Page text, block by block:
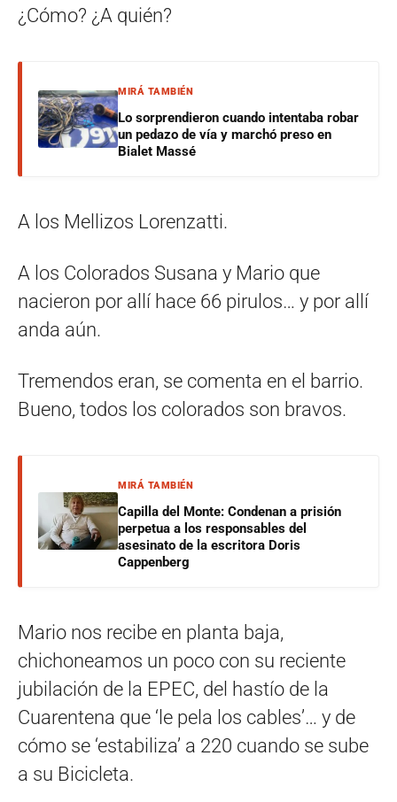
¿Cómo? ¿A quién?
MIRÁ TAMBIÉN
Lo sorprendieron cuando intentaba robar
un pedazo de vía y marchó preso en
Bialet Massé
A los Mellizos Lorenzatti.
A los Colorados Susana y Mario que
nacieron por allí hace 66 pirulos… y por allí
anda aún.
Tremendos eran, se comenta en el barrio.
Bueno, todos los colorados son bravos.
MIRÁ TAMBIÉN
Capilla del Monte: Condenan a prisión
perpetua a los responsables del
asesinato de la escritora Doris
Cappenberg
Mario nos recibe en planta baja,
chichoneamos un poco con su reciente
jubilación de la EPEC, del hastío de la
Cuarentena que ‘le pela los cables’… y de
cómo se ‘estabiliza’ a 220 cuando se sube
a su Bicicleta.